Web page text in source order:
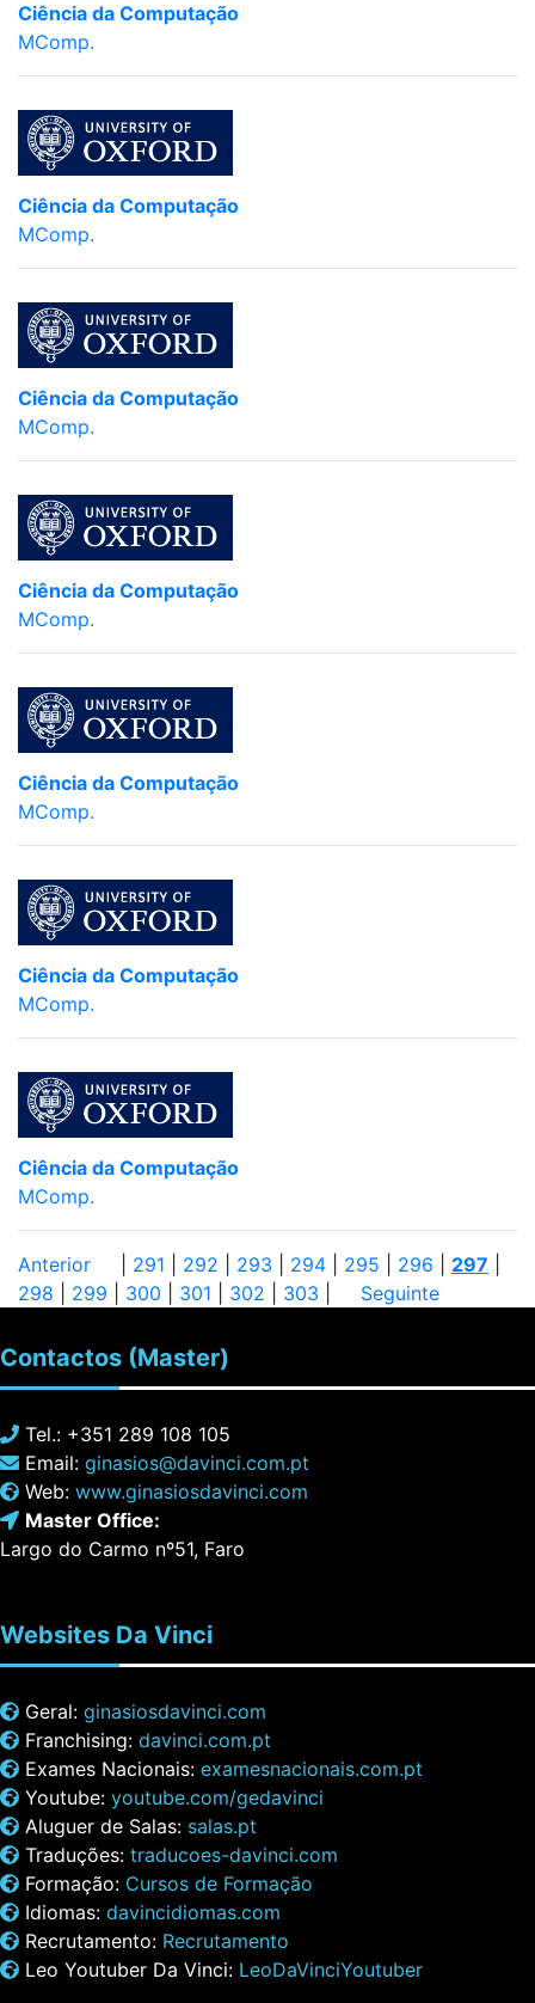
Ciência da Computação
MComp.
Ciência da Computação
MComp.
Ciência da Computação
MComp.
Ciência da Computação
MComp.
Ciência da Computação
MComp.
Ciência da Computação
MComp.
Ciência da Computação
MComp.
Anterior 291 292 293 294 295 296 297
298
299 300 301 302 303 Seguinte
Contactos (Master)
Tel.: +351 289 108 105
Email: ginasios@davinci.com.pt
Web: www.ginasiosdavinci.com
Master Office:
Largo do Carmo nº51, Faro
Websites Da Vinci
Geral: ginasiosdavinci.com
Franchising: davinci.com.pt
Exames Nacionais: examesnacionais.com.pt
Youtube: youtube.com/gedavinci
Aluguer de Salas: salas.pt
Traduções: traducoes-davinci.com
Formação: Cursos de Formação
Idiomas: davincidiomas.com
Recrutamento: Recrutamento
Leo Youtuber Da Vinci: LeoDaVinciYoutuber